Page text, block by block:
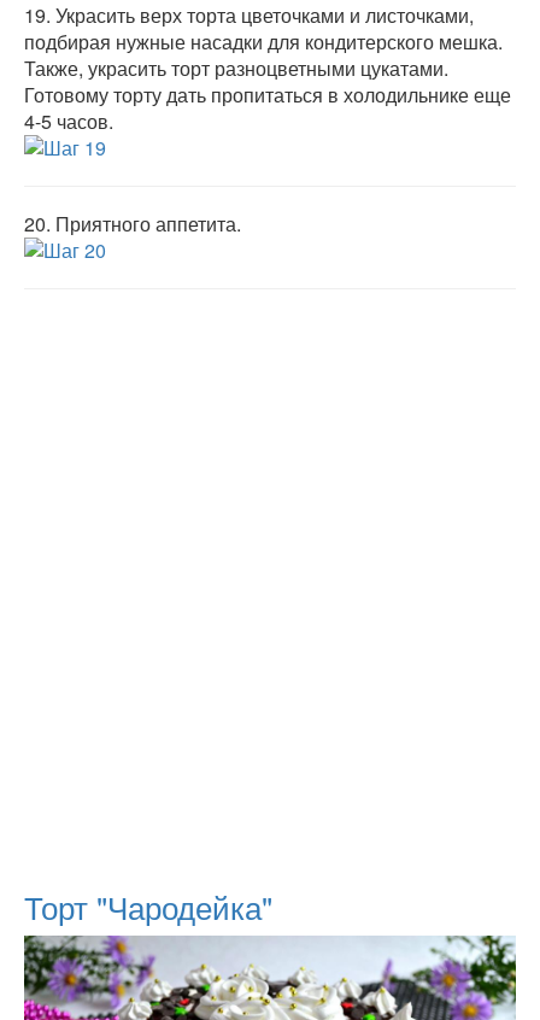
19. Украсить верх торта цветочками и листочками,
подбирая нужные насадки для кондитерского мешка.
Также, украсить торт разноцветными цукатами.
Готовому торту дать пропитаться в холодильнике еще
4-5 часов.
20. Приятного аппетита.
Торт "Чародейка"